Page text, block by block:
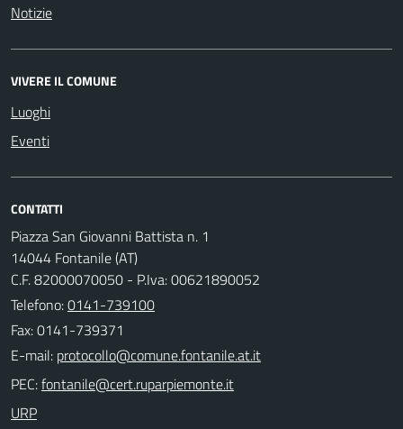
Notizie
VIVERE IL COMUNE
Luoghi
Eventi
CONTATTI
Piazza San Giovanni Battista n. 1
14044 Fontanile (AT)
C.F. 82000070050 - P.Iva: 00621890052
Telefono:0141-739100
Fax: 0141-739371
E-mail:
PEC:
URP